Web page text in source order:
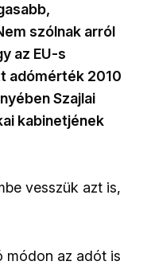
szólnak arról
az EU-s
adómérték 2010
Szajlai
kabinetjének
vesszük azt is,
módon az adót is